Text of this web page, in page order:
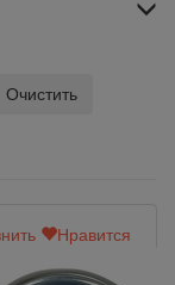
Очистить
Нравится